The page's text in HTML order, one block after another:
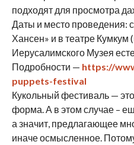
подходят для просмотра
Даты и место проведения:
Хансен» и в театре Кумкум
Иерусалимского Музея
Подробности — https://
puppets-festival
Кукольный фестиваль —
форма. А в этом случае –
а значит, предлагающее
иначе осмысленное.